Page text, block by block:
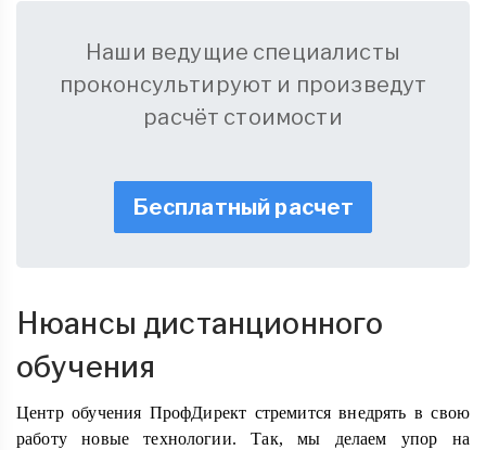
Наши ведущие специалисты
проконсультируют и произведут
расчёт стоимости
Бесплатный расчет
Нюансы дистанционного
обучения
Центр обучения ПрофДирект стремится внедрять в свою
работу новые технологии. Так, мы делаем упор на